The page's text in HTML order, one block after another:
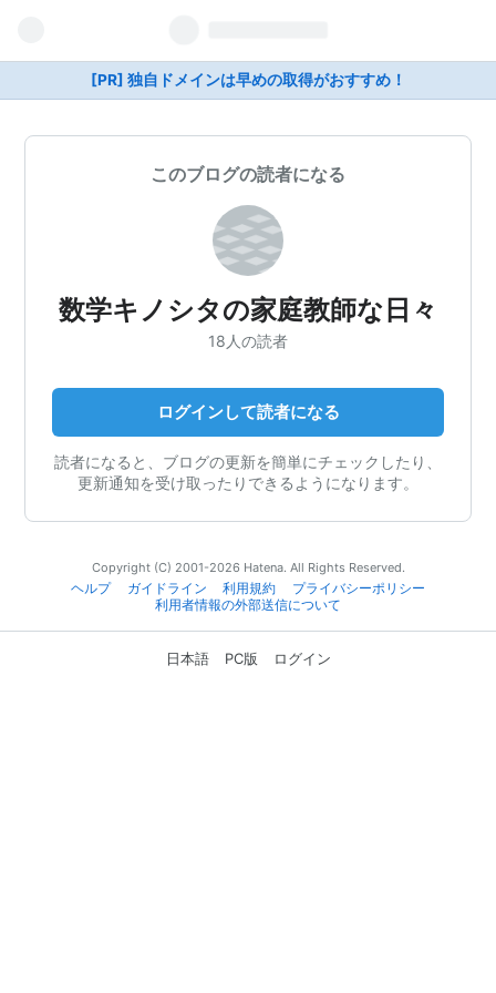
[PR] 独自ドメインは早めの取得がおすすめ！
このブログの読者になる
数学キノシタの家庭教師な日々
18人の読者
ログインして読者になる
読者になると、ブログの更新を簡単にチェックしたり、
更新通知を受け取ったりできるようになります。
Copyright (C) 2001-2026 Hatena. All Rights Reserved.
ヘルプ
ガイドライン 利用規約
プライバシーポリシー
利用者情報の外部送信について
日本語 PC版 ログイン